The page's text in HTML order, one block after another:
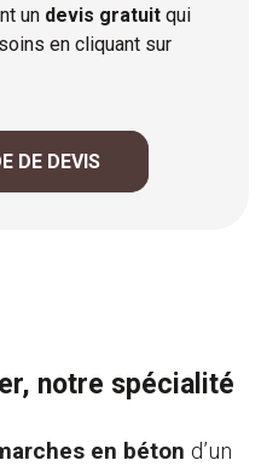
un devis gratuit qui
en cliquant sur
DE DEVIS
notre spécialité
en béton d’un